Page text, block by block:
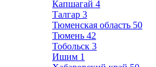
Капшагай 4
Талгар 3
Тюменская область 50
Тюмень 42
Тобольск 3
Ишим 1